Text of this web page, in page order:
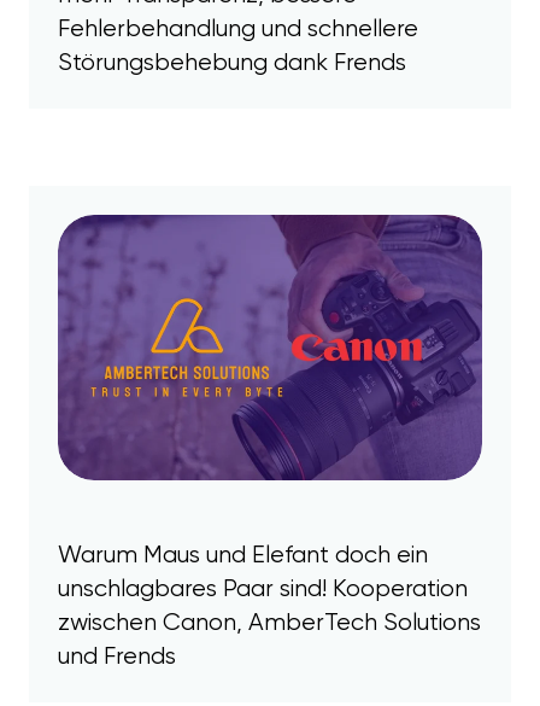
Fehlerbehandlung und schnellere
Störungsbehebung dank Frends
Warum Maus und Elefant doch ein
unschlagbares Paar sind! Kooperation
zwischen Canon, AmberTech Solutions
und Frends